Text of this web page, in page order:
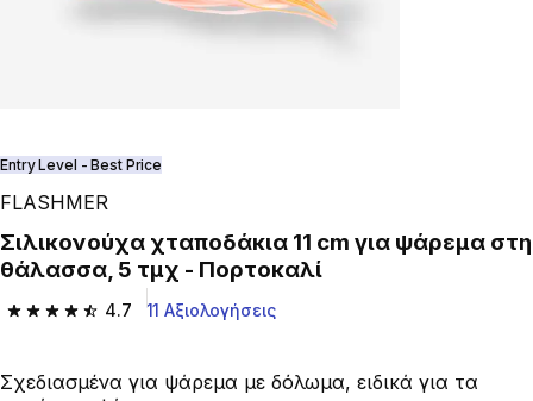
Entry Level - Best Price
FLASHMER
Σιλικονούχα χταποδάκια 11 cm για ψάρεμα στη
θάλασσα, 5 τμχ - Πορτοκαλί
4.7
4.7 out of 5 stars from 11 reviews
11 Αξιολογήσεις
Σχεδιασμένα για ψάρεμα με δόλωμα, ειδικά για τα